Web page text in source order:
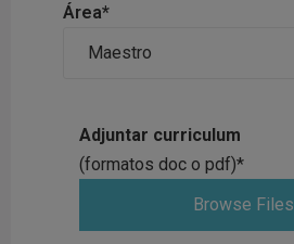
Área*
Adjuntar curriculum
(formatos doc o pdf)*
Browse Files